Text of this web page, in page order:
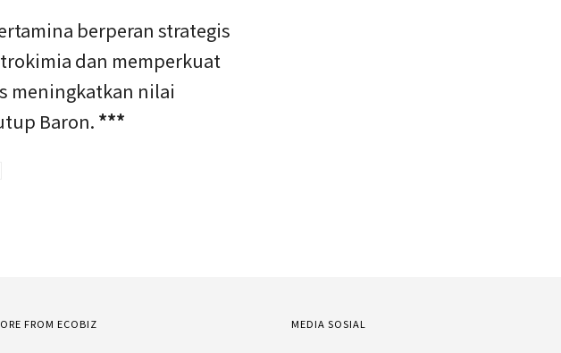
berperan strategis
dan memperkuat
meningkatkan nilai
Baron. ***
FROM ECOBIZ MEDIA SOSIAL